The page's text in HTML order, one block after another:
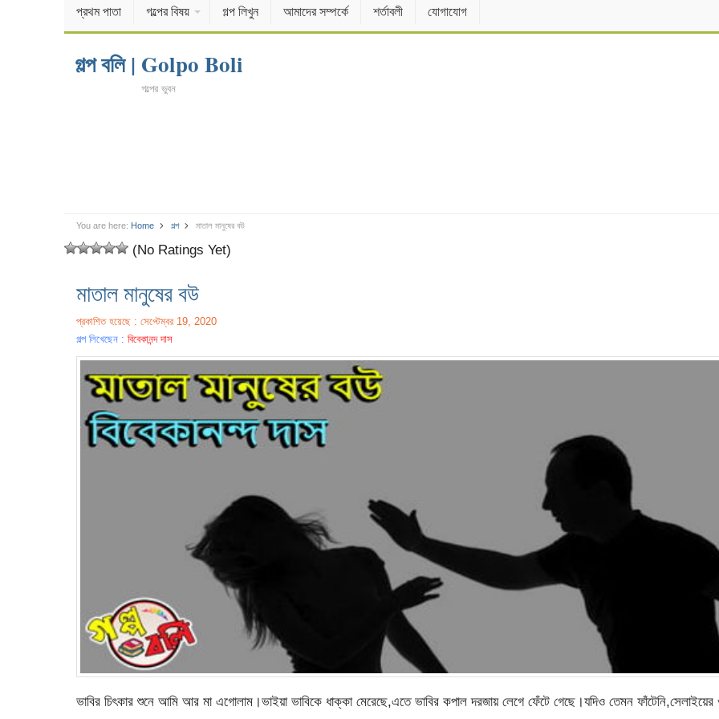
প্রথম পাতা গল্পের বিষয় গল্প লিখুন আমাদের সম্পর্কে শর্তাবলী যোগাযোগ
গল্প বলি | Golpo Boli
গল্পের ভুবন
You are here: Home গল্প মাতাল মানুষের বউ
(No Ratings Yet)
মাতাল মানুষের বউ
প্রকাশিত হয়েছে : সেপ্টেম্বর 19, 2020
গল্প লিখেছেন : বিবেকানন্দ দাস
ভাবির চিৎকার শুনে আমি আর মা এগোলাম।ভাইয়া ভাবিকে ধাক্কা মেরেছে,এতে ভাবির কপাল দরজায় লেগে ফেঁটে গেছে।যদিও তেমন ফাঁটেনি,সেলাইয়ের